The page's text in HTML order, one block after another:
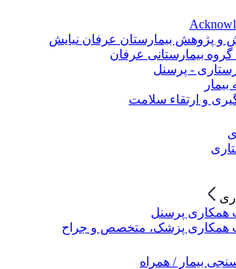
و پژوهش بیمارستان عرفان نیایش
گروه بیمارستانی عرفان
- پرسنل
و ارتقاء سلامت
همکاری پرسنل
همکاری پزشک، متخصص و جراح
بیمار / همراه